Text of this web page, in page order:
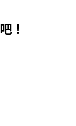
！